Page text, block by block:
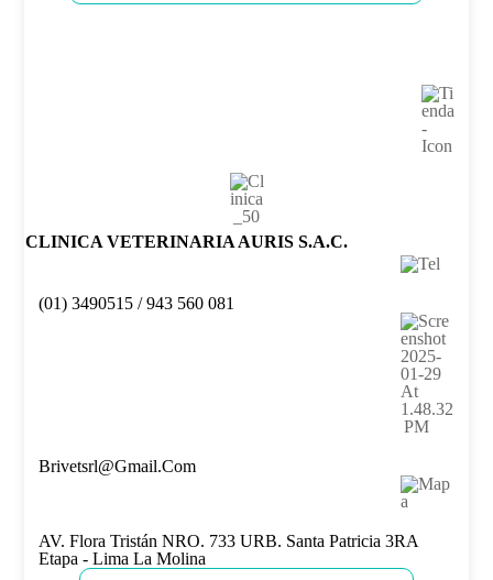
CLINICA VETERINARIA AURIS S.A.C.
(01) 3490515 / 943 560 081
Brivetsrl@gmail.com
AV. Flora Tristán NRO. 733 URB. Santa Patricia 3RA
Etapa - Lima La Molina